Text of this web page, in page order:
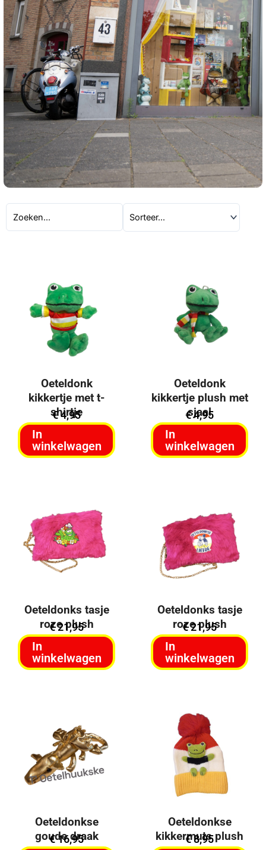
Oeteldonk
kikkertje met t-
shirtje
€4,95
In
winkelwagen
Oeteldonk
kikkertje plush met
sjaal
€4,95
In
winkelwagen
Oeteldonks tasje
roze plush
€21,95
In
winkelwagen
Oeteldonks tasje
roze plush
€21,95
In
winkelwagen
Oeteldonkse
goude draak
€16,95
Oeteldonkse
kikkermuts plush
€8,95